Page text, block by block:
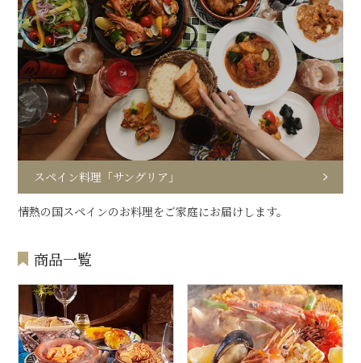
スペイン料理「サングリア」
情熱の国スペインのお料理をご家庭にお届けします。
商品一覧